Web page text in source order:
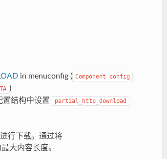
in menuconfig ( Component config
)
置结构中设置 partial_http_download
行下载。通过将
大内容长度。